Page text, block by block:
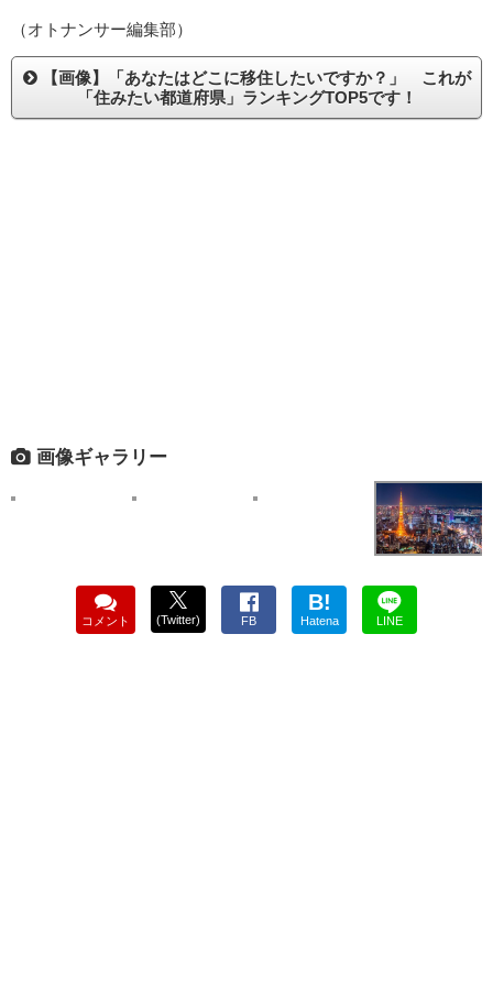
（オトナンサー編集部）
【画像】「あなたはどこに移住したいですか？」 これが
「住みたい都道府県」ランキングTOP5です！
画像ギャラリー
コメント (Twitter) FB
B!
Hatena LINE